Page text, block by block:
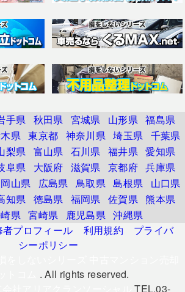
手県 秋田県 宮城県 山形県 福島県
県 東京都 神奈川県 埼玉県 千葉県
梨県 富山県 石川県 福井県 愛知県
阜県 大阪府 滋賀県 京都府 兵庫県
岡山県 広島県 鳥取県 島根県
山口県
知県 徳島県 福岡県 佐賀県 熊本県
県 宮崎県 鹿児島県 沖縄県
者プロフィール 利用規約
プライバ
シーポリシー
. All rights reserved.
TEL.03-